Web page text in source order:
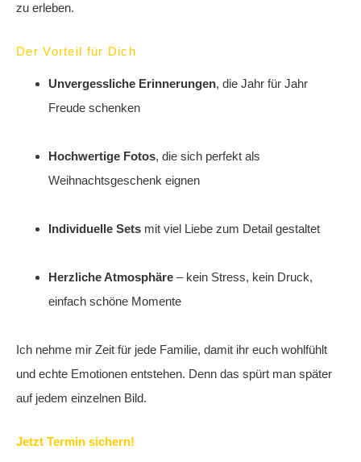
zu erleben.
Der Vorteil für Dich
Unvergessliche Erinnerungen, die Jahr für Jahr
Freude schenken
Hochwertige Fotos, die sich perfekt als
Weihnachtsgeschenk eignen
Individuelle Sets mit viel Liebe zum Detail gestaltet
Herzliche Atmosphäre – kein Stress, kein Druck,
einfach schöne Momente
Ich nehme mir Zeit für jede Familie, damit ihr euch wohlfühlt
und echte Emotionen entstehen. Denn das spürt man später
auf jedem einzelnen Bild.
Jetzt Termin sichern!